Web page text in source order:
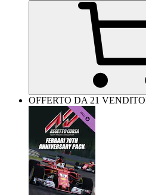
OFFERTO DA 21